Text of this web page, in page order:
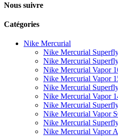
Nous suivre
Catégories
Nike Mercurial
Nike Mercurial
Nike Mercurial
Nike Mercurial Vapor
Nike Mercurial Vapor
Nike Mercurial
Nike Mercurial Vapor
Nike Mercurial
Nike Mercurial Vapor
Nike Mercurial
Nike Mercurial Vapor